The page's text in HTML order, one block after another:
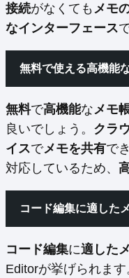
接続がなくても メモ
なインターフェース
無料で使える高機能
無料で高機能な メモ
良いでしょう。 クラ
イスでメモを共有で
対応しているため、
コード編集に適した
コード編集に適した
Editorが挙げられます